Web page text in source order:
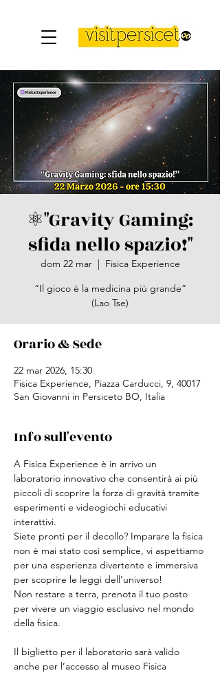
⚛️​"Gravity Gaming:
sfida nello spazio!"
dom 22 mar
  |
Fisica Experience
“Il gioco è la medicina più grande”
(Lao Tse)
Orario & Sede
22 mar 2026, 15:30
Fisica Experience, Piazza Carducci, 9, 40017
San Giovanni in Persiceto BO, Italia
Info sull'evento
A Fisica Experience è in arrivo un
laboratorio innovativo che consentirà ai più
piccoli di scoprire la forza di gravità tramite
esperimenti e videogiochi educativi
interattivi.
Siete pronti per il decollo? Imparare la fisica
non è mai stato così semplice, vi aspettiamo
per una esperienza divertente e immersiva
per scoprire le leggi dell’universo!
Non restare a terra, prenota il tuo posto
per vivere un viaggio esclusivo nel mondo
della fisica.
Il biglietto per il laboratorio sarà valido
anche per l’accesso al museo Fisica